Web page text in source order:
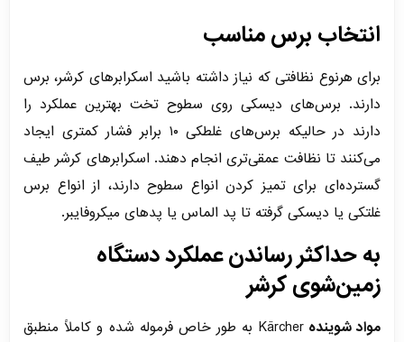
انتخاب برس مناسب
برای هرنوع نظافتی که نیاز داشته باشید اسکرابرهای کرشر، برس
دارند. برس‌های دیسکی روی سطوح تخت بهترین عملکرد را
دارند در حالیکه برس‌های غلطکی ۱۰ برابر فشار کمتری ایجاد
می‌کنند تا نظافت عمقی‌تری انجام دهند. اسکرابرهای کرشر طیف
گسترده‌ای برای تمیز کردن انواع سطوح دارند، از انواع برس
غلتکی یا دیسکی گرفته تا پد الماس یا پدهای میکروفایبر.
به حداکثر رساندن عملکرد دستگاه
زمین‌شویکرشر
مواد شوینده
Kärcher به طور خاص فرموله شده و کاملاً منطبق